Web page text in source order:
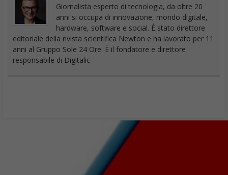
Giornalista esperto di tecnologia, da oltre 20
anni si occupa di innovazione, mondo digitale,
hardware, software e social. È stato direttore
editoriale della rivista scientifica Newton e ha lavorato per 11
anni al Gruppo Sole 24 Ore. È il fondatore e direttore
responsabile di Digitalic